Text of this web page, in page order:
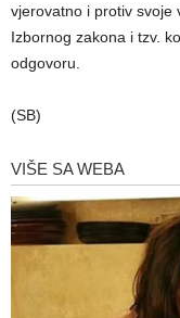
vjerovatno i protiv svoje
Izbornog zakona i tzv.
odgovoru.
(SB)